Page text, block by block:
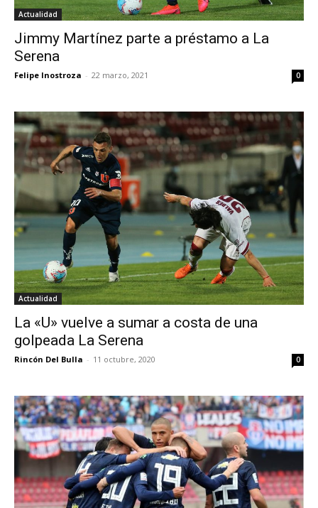
Actualidad
Jimmy Martínez parte a préstamo a La
Serena
Felipe Inostroza - 22 marzo, 2021 0
Actualidad
La «U» vuelve a sumar a costa de una
golpeada La Serena
Rincón Del Bulla - 11 octubre, 2020 0